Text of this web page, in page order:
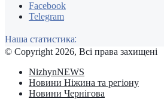
Facebook
Telegram
Наша статистика:
© Copyright 2026, Всі права захищені
NizhynNEWS
Новини Ніжина та регіону
Новини Чернігова